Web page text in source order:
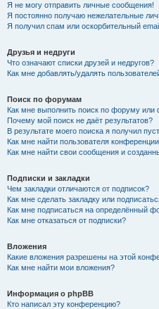
Я не могу отправить личные сообщения!
Я постоянно получаю нежелательные
Я получил спам или оскорбительный
Друзья и недруги
Что означают списки друзей и недругов?
Как мне добавлять/удалять
Поиск по форумам
Как мне выполнить поиск по форуму
Почему мой поиск не даёт результатов?
В результате моего поиска я получил
Как мне найти пользователя
Как мне найти свои сообщения и
Подписки и закладки
Чем закладки отличаются от подписок?
Как мне сделать закладку или
Как мне подписаться на определённый
Как мне отказаться от подписки?
Вложения
Какие вложения разрешены на этой
Как мне найти мои вложения?
Информация о phpBB
Кто написал эту конференцию?